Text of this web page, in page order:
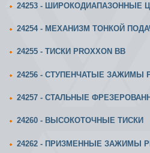
24253 - ШИРОКОДИАПАЗОННЫЕ
24254 - МЕХАНИЗМ ТОНКОЙ
24255 - ТИСКИ PROXXON ВВ
24256 - СТУПЕНЧАТЫЕ ЗАЖИМЫ
24257 - СТАЛЬНЫЕ
24260 - ВЫСОКОТОЧНЫЕ ТИСКИ
24262 - ПРИЗМЕННЫЕ ЗАЖИМЫ